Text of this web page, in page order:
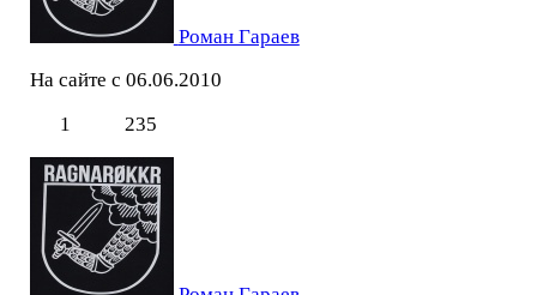
Роман Гараев
На сайте с 06.06.2010
1
235